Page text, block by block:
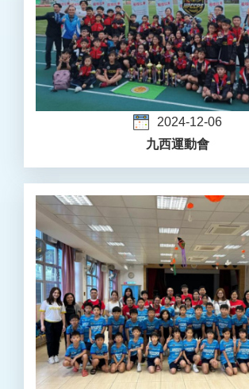
2024-12-06
九西運動會